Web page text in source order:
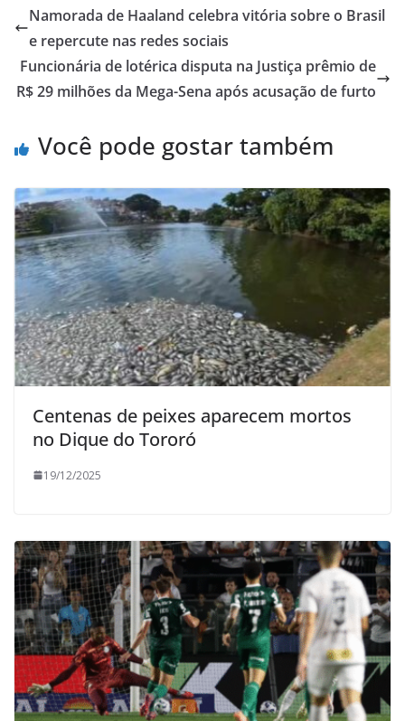
Namorada de Haaland celebra vitória sobre o Brasil
e repercute nas redes sociais
Funcionária de lotérica disputa na Justiça prêmio de
R$ 29 milhões da Mega-Sena após acusação de furto
Você pode gostar também
Centenas de peixes aparecem mortos
no Dique do Tororó
19/12/2025